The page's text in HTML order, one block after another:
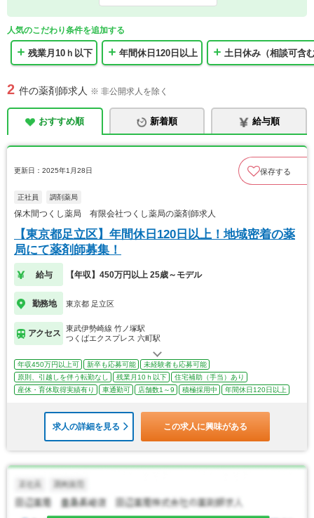
人気のこだわり条件を追加する
残業月10ｈ以下 年間休日120日以上 土日休み（相談可含
2 件の薬剤師求人 ※ 非公開求人を除く
おすすめ順 新着順 給与順
更新日：2025年1月28日 保存する
正社員 調剤薬局
保木間つくし薬局 有限会社つくし薬局の薬剤師求人
【東京都足立区】年間休日120日以上！地域密着の薬
局にて薬剤師募集！
給与 【年収】450万円以上 25歳～モデル
勤務地 東京都 足立区
アクセス
東武伊勢崎線 竹ノ塚駅
つくばエクスプレス 六町駅
年収450万円以上可 新卒も応募可能
未経験者も応募可能
原則、引越しを伴う転勤なし
残業月10ｈ以下
住宅補助（手当）あり
産休・育休取得実績有り
車通勤可 店舗数1～9 積極採用中 年間休日120日以上
求人の詳細を見る この求人に興味がある